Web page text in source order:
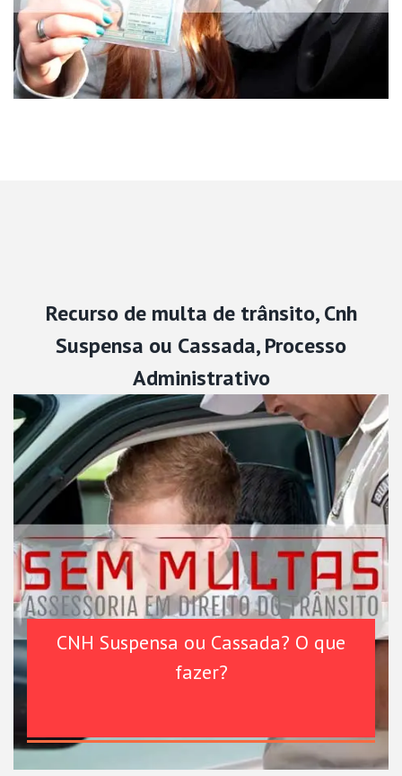
Recurso de multa de trânsito, Cnh
Suspensa ou Cassada, Processo
Administrativo
CNH Suspensa ou Cassada? O que
fazer?